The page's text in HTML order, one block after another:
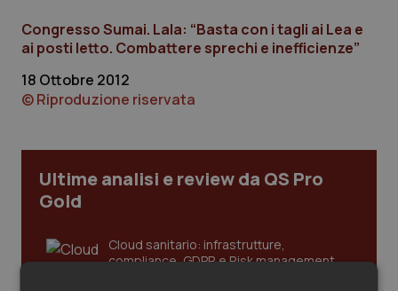
Liguria
Lombardia
Marche
Molise
Piemonte
Disturbi dell’umore
Dolore
Donna & Salute
Epatiti
HIV
Congresso Sumai. Lala: “Basta con i tagli ai Lea e
ai posti letto. Combattere sprechi e inefficienze”
18 Ottobre 2012
© Riproduzione riservata
Ultime analisi e review da QS Pro
Gold
Cloud sanitario: infrastrutture,
compliance, GDPR e Risk management